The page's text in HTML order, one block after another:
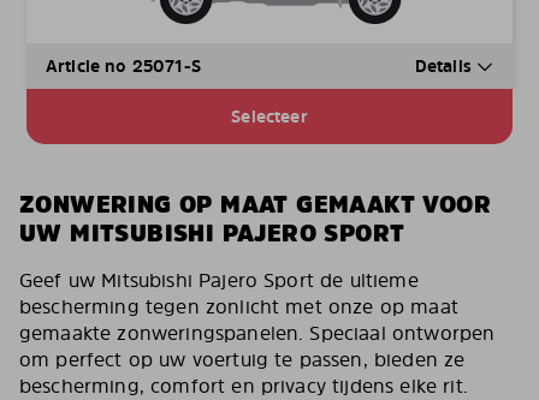
Article no 25071-S Details
Selecteer
ZONWERING OP MAAT GEMAAKT VOOR
UW MITSUBISHI PAJERO SPORT
Geef uw Mitsubishi Pajero Sport de ultieme
bescherming tegen zonlicht met onze op maat
gemaakte zonweringspanelen. Speciaal ontworpen
om perfect op uw voertuig te passen, bieden ze
bescherming, comfort en privacy tijdens elke rit.